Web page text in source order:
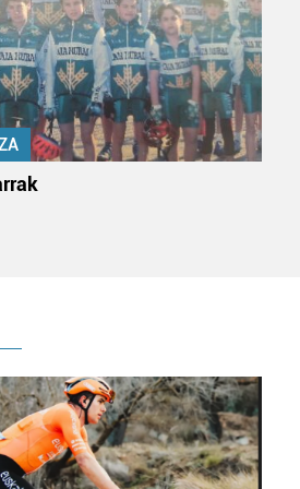
babesten dira. Ikusi gure
ustez zein helburutarako
eta horren aurka nola egin
prozesatzeko moduari
unetan alda edo ken dezakezu
cookie teknologiaz
onartuz gero, teknologia hori
ematen diguzu.Gehiago